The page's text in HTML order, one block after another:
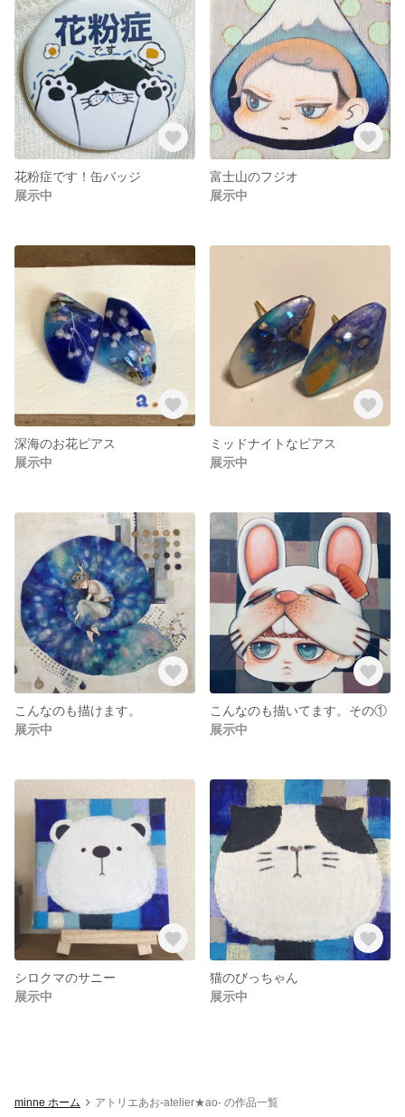
花粉症です！缶バッジ
展示中
富士山のフジオ
展示中
深海のお花ピアス
展示中
ミッドナイトなピアス
展示中
こんなのも描けます。
展示中
こんなのも描いてます。その①
展示中
シロクマのサニー
展示中
猫のびっちゃん
展示中
minne ホーム アトリエあお-atelier★ao- の作品一覧